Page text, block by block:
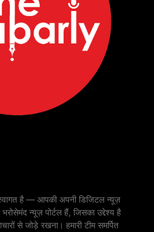
है — आपकी अपनी डिजिटल न्यूज़
न्यूज़ पोर्टल हैं, जिसका उद्देश्य है
से जोड़े रखना। हमारी टीम समर्पित